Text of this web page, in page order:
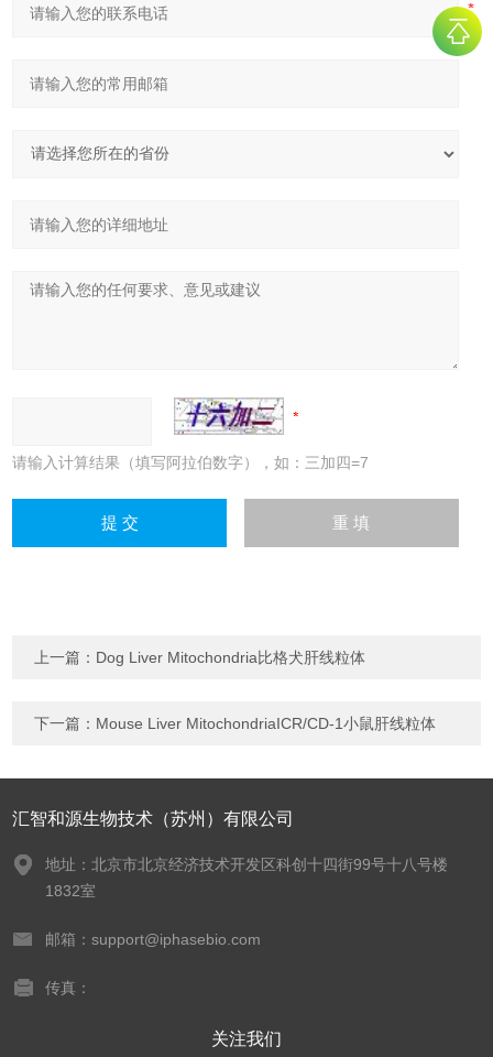
请输入计算结果（填写阿拉伯数字），如：三加四=7
上一篇： Dog Liver Mitochondria比格犬肝线粒体
下一篇： Mouse Liver MitochondriaICR/CD-1小鼠肝线粒体
汇智和源生物技术（苏州）有限公司
地址：北京市北京经济技术开发区科创十四街99号十八号楼
1832室
邮箱：support@iphasebio.com
传真：
关注我们